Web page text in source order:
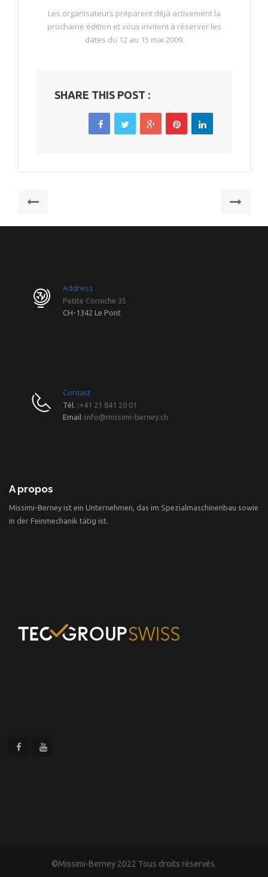
Les organisateurs préparent déjà activement la
prochaine édition et vous invitent à réserver les
dates du 12 au 15 mai 2009.
SHARE THIS POST :
Previous
EPHJ
Address
Petite Corniche 35
CH-1342 Le Pont
Contact
Tél. :+41 21 841 20 01
Email :info@missimi-berney.ch
A propos
Missimi-Berney ist ein Unternehmen, das im Spezialmaschinenbau sowie
in der Feinmechanik tätig ist.
©Missimi-Berney 2022 Tous droits réservés.